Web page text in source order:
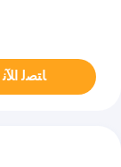
ﺎﺘﺼﻟ ﺍﻶﻧ